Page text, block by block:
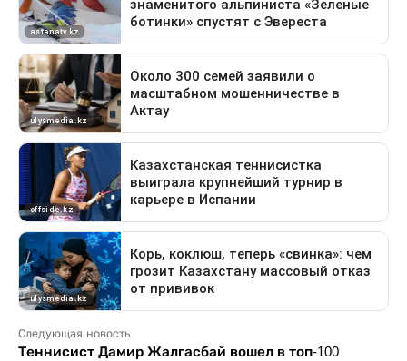
Следующая новость
Теннисист Дамир Жалгасбай вошел в топ-100